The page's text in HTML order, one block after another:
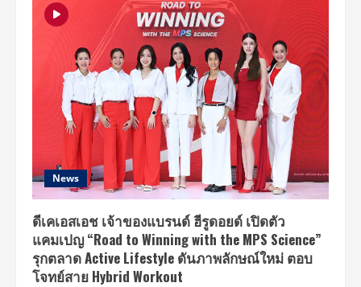
บิน
ลัด
ฟ้า
จัด
Fan
Meet
เอาใจ
แฟน
ไทย
ปิด
ท้าย…
เรียก
จาก
แฟน
สุด
ประทับ
News
ดีเคเอสเอช เจ้าของแบรนด์ ฮีรูดอยด์ เปิดตัว
แคมเปญ “Road to Winning with the MPS Science”
รุกตลาด Active Lifestyle ดันภาพลักษณ์ใหม่ ตอบ
โจทย์สาย Hybrid Workout